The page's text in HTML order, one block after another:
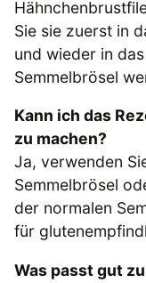
Sie sie zuerst in
und wieder in
Semmelbrösel
Kann ich das
zu machen?
Ja, verwenden
Semmelbrösel
der normalen
für
Was passt gut